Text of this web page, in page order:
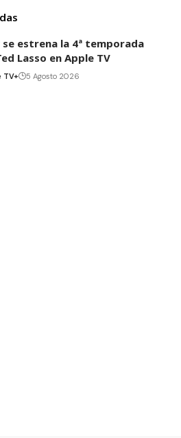
se estrena la 4ª temporada
Lasso en Apple TV
TV+ 5 Agosto 2026